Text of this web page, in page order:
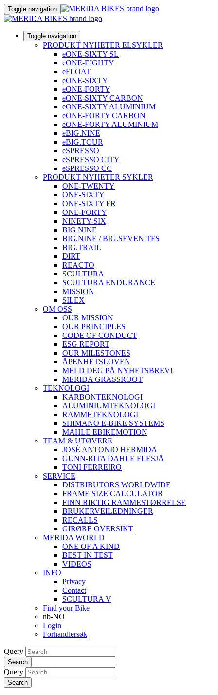
Toggle navigation
Toggle navigation
PRODUKT NYHETER ELSYKLER
eONE-SIXTY SL
eONE-EIGHTY
eFLOAT
eONE-SIXTY
eONE-FORTY
eONE-SIXTY CARBON
eONE-SIXTY ALUMINIUM
eONE-FORTY CARBON
eONE-FORTY ALUMINIUM
eBIG.NINE
eBIG.TOUR
eSPRESSO
eSPRESSO CITY
eSPRESSO CC
PRODUKT NYHETER SYKLER
ONE-TWENTY
ONE-SIXTY
ONE-SIXTY FR
ONE-FORTY
NINETY-SIX
BIG.NINE
BIG.NINE / BIG.SEVEN TFS
BIG.TRAIL
DIRT
REACTO
SCULTURA
SCULTURA ENDURANCE
MISSION
SILEX
OM OSS
OUR MISSION
OUR PRINCIPLES
CODE OF CONDUCT
ESG REPORT
OUR MILESTONES
ÅPENHETSLOVEN
MELD DEG PÅ NYHETSBREV!
MERIDA GRASSROOT
TEKNOLOGI
KARBONTEKNOLOGI
ALUMINIUMTEKNOLOGI
RAMMETEKNOLOGI
SHIMANO E-BIKE SYSTEMS
MAHLE EBIKEMOTION
TEAM & UTØVERE
JOSÉ ANTONIO HERMIDA
GUNN-RITA DAHLE FLESJÅ
TONI FERREIRO
SERVICE
DISTRIBUTORS WORLDWIDE
FRAME SIZE CALCULATOR
FINN RIKTIG RAMMESTØRRELSE
BRUKERVEILEDNINGER
RECALLS
GIRØRE OVERSIKT
MERIDA WORLD
ONE OF A KIND
BEST IN TEST
VIDEOS
INFO
Privacy
Contact
SCULTURA V
Find your Bike
nb-NO
Login
Forhandlersøk
Query
Search
Query
Search